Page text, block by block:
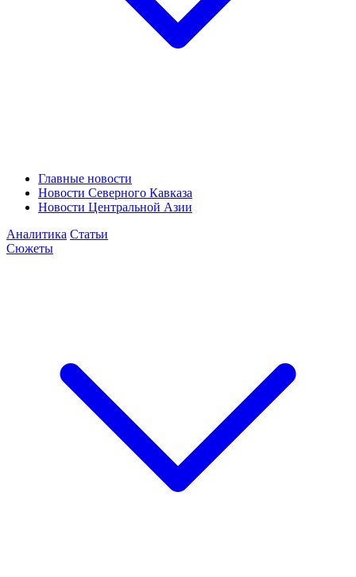
Главные новости
Новости Северного Кавказа
Новости Центральной Азии
Аналитика Статьи
Сюжеты